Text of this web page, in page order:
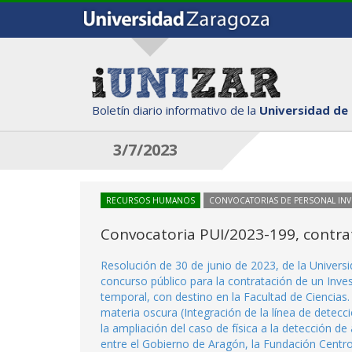
Boletín diario informativo de la Universidad
3/7/2023
RECURSOS HUMANOS CONVOCATORIAS DE PERSONAL
Convocatoria PUI/2023-199,
Resolución de 30 de junio de 2023, de la
concurso público para la contratación de un
temporal, con destino en la Facultad de
materia oscura (Integración de la línea de
la ampliación del caso de física a la detección
entre el Gobierno de Aragón, la Fundación